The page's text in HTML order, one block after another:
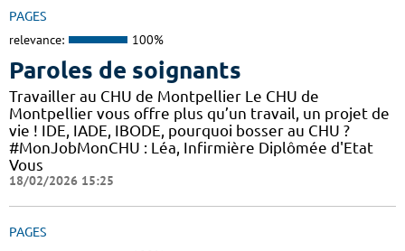
PAGES
relevance: 100%
Paroles de soignants
Travailler au CHU de Montpellier Le CHU de
Montpellier vous offre plus qu’un travail, un projet de
vie ! IDE, IADE, IBODE, pourquoi bosser au CHU ?
#MonJobMonCHU : Léa, Infirmière Diplômée d'Etat
Vous
18/02/2026 15:25
PAGES